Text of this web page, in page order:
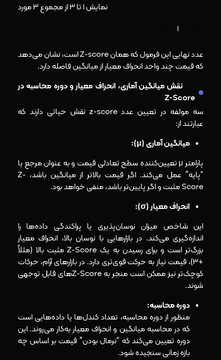
نمایش 1 تا 3 از مجموع 3 مورد
1
عدد نهایی این فرمول که همان Z-score است، نشان می‌دهد
که قیمت چند واحد انحراف معیار از میانگین فاصله دارد.
نقش میانگین آماری، انحراف معیار و دوره محاسبه در
Z-Score
سه مولفه در تعیین عدد z-score نقش حیاتی دارند که
عبارتند از:
میانگین آماری (μ):
پارامتر μ تعیین‌کننده سطح تعادلی قیمت و به عنوان مرجع یا
“پایه” عمل می‌کند. اگر قیمت بالاتر از میانگین باشد، Z-
Score مثبت و اگر پایین‌تر باشد، منفی خواهد بود.
انحراف معیار (σ):
این شاخص میزان نوسان‌پذیری یا پراکندگی داده‌ها را
اندازه‌گیری می‌کند. در بازارهایی با نوسان بالا، انحراف معیار
بزرگ‌تر است و برای رسیدن به یک Z-Score مثبت بالا (مثلاً
+3)، قیمت نیاز به حرکت قوی‌تری دارد. در بازارهای آرام، حرکات
کوچک‌تر نیز ممکن است منجر به Z-Scoreهای قابل‌ توجهی
شوند.
دوره محاسبه:
منظور از دوره محاسبه، تعداد کندل‌ها یا داده‌هایی است
که در محاسبه میانگین و انحراف معیار به‌کار می‌روند. این
دوره تعیین می‌کند که “نرمال بودن” قیمت بر اساس چه
بازه زمانی سنجیده شود.